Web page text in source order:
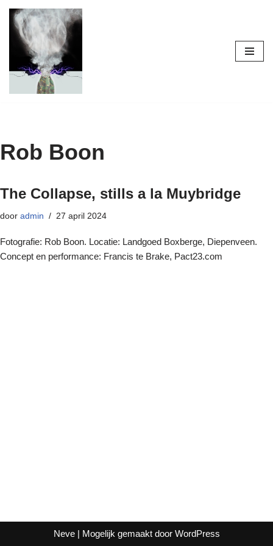
Ga
naar
inhoud
Rob Boon
The Collapse, stills a la Muybridge
door admin 27 april 2024
Fotografie: Rob Boon. Locatie: Landgoed Boxberge, Diepenveen.
Concept en performance: Francis te Brake, Pact23.com
Neve| Mogelijk gemaakt door WordPress